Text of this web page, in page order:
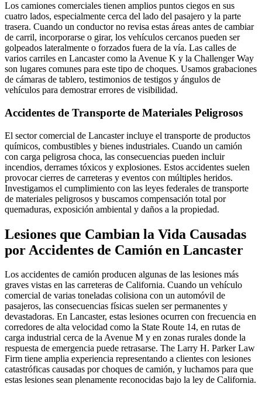
Los camiones comerciales tienen amplios puntos ciegos en sus
cuatro lados, especialmente cerca del lado del pasajero y la parte
trasera. Cuando un conductor no revisa estas áreas antes de cambiar
de carril, incorporarse o girar, los vehículos cercanos pueden ser
golpeados lateralmente o forzados fuera de la vía. Las calles de
varios carriles en Lancaster como la Avenue K y la Challenger Way
son lugares comunes para este tipo de choques. Usamos grabaciones
de cámaras de tablero, testimonios de testigos y ángulos de
vehículos para demostrar errores de visibilidad.
Accidentes de Transporte de Materiales Peligrosos
El sector comercial de Lancaster incluye el transporte de productos
químicos, combustibles y bienes industriales. Cuando un camión
con carga peligrosa choca, las consecuencias pueden incluir
incendios, derrames tóxicos y explosiones. Estos accidentes suelen
provocar cierres de carreteras y eventos con múltiples heridos.
Investigamos el cumplimiento con las leyes federales de transporte
de materiales peligrosos y buscamos compensación total por
quemaduras, exposición ambiental y daños a la propiedad.
Lesiones que Cambian la Vida Causadas
por Accidentes de Camión en Lancaster
Los accidentes de camión producen algunas de las lesiones más
graves vistas en las carreteras de California. Cuando un vehículo
comercial de varias toneladas colisiona con un automóvil de
pasajeros, las consecuencias físicas suelen ser permanentes y
devastadoras. En Lancaster, estas lesiones ocurren con frecuencia en
corredores de alta velocidad como la State Route 14, en rutas de
carga industrial cerca de la Avenue M y en zonas rurales donde la
respuesta de emergencia puede retrasarse. The Larry H. Parker Law
Firm tiene amplia experiencia representando a clientes con lesiones
catastróficas causadas por choques de camión, y luchamos para que
estas lesiones sean plenamente reconocidas bajo la ley de California.